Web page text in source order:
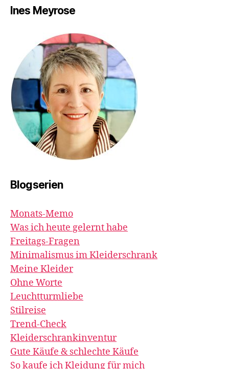
Ines Meyrose
Blogserien
Monats-Memo
Was ich heute gelernt habe
Freitags-Fragen
Minimalismus im Kleiderschrank
Meine Kleider
Ohne Worte
Leuchtturmliebe
Stilreise
Trend-Check
Kleiderschrankinventur
Gute Käufe & schlechte Käufe
So kaufe ich Kleidung für mich